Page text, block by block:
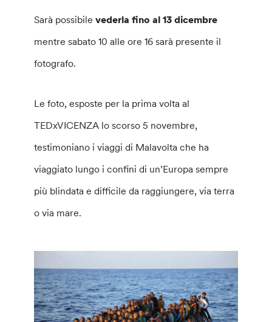
Sarà possibile vederla fino al 13 dicembre
mentre sabato 10 alle ore 16 sarà presente il
fotografo.
Le foto, esposte per la prima volta al
TEDxVICENZA lo scorso 5 novembre,
testimoniano i viaggi di Malavolta che ha
viaggiato lungo i confini di un’Europa sempre
più blindata e difficile da raggiungere, via terra
o via mare.